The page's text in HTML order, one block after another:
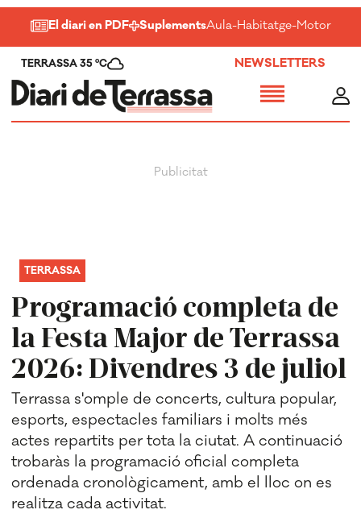
El diari en PDF SuplementsAula-Habitatge-Motor-
TERRASSA 35 ºC NEWSLETTERS
Programació completa de
la Festa Major de Terrassa
2026: Divendres 3 de juliol
TERRASSA
Terrassa s'omple de concerts, cultura popular,
esports, espectacles familiars i molts més
actes repartits per tota la ciutat. A continuació
trobaràs la programació oficial completa
ordenada cronològicament, amb el lloc on es
realitza cada activitat.